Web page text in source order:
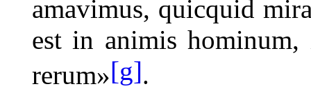
amavimus, quicquid
est in animis hominum,
rerum»[g].